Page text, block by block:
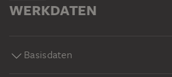
WERKDATEN
Basisdaten